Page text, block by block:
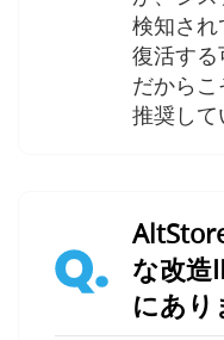
検知さ
復活する
だからこ
推奨して
Q.
な改造
にあり